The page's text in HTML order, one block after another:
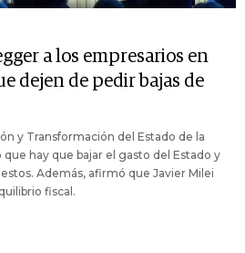
a los empresarios en
dejen de pedir bajas de
y Transformación del Estado de la
hay que bajar el gasto del Estado y
Además, afirmó que Javier Milei
fiscal.